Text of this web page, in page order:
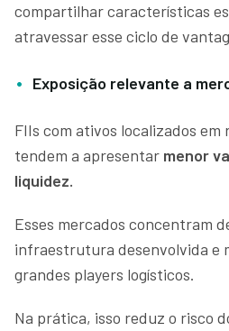
compartilhar características
atravessar esse ciclo de
Exposição relevante a
FIIs com ativos localizados em
tendem a apresentar menor
liquidez.
Esses mercados concentram
infraestrutura desenvolvida e
grandes players logísticos.
Na prática, isso reduz o risco